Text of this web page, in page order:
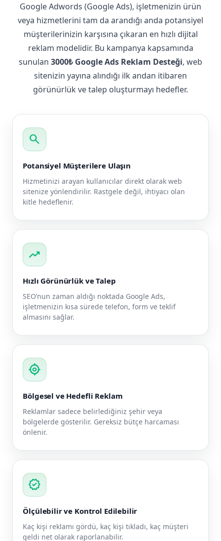
Google Adwords (Google Ads), işletmenizin ürün
veya hizmetlerini tam da arandığı anda potansiyel
müşterilerinizin karşısına çıkaran en hızlı dijital
reklam modelidir. Bu kampanya kapsamında
sunulan 3000₺ Google Ads Reklam Desteği, web
sitenizin yayına alındığı ilk andan itibaren
görünürlük ve talep oluşturmayı hedefler.
search
Potansiyel Müşterilere Ulaşın
Hizmetinizi arayan kullanıcılar direkt olarak web
sitenize yönlendirilir. Rastgele değil, ihtiyacı olan
kitle hedeflenir.
trending_up
Hızlı Görünürlük ve Talep
SEO’nun zaman aldığı noktada Google Ads,
işletmenizin kısa sürede telefon, form ve teklif
almasını sağlar.
my_location
Bölgesel ve Hedefli Reklam
Reklamlar sadece belirlediğiniz şehir veya
bölgelerde gösterilir. Gereksiz bütçe harcaması
önlenir.
verified
Ölçülebilir ve Kontrol Edilebilir
Kaç kişi reklamı gördü, kaç kişi tıkladı, kaç müşteri
geldi net olarak raporlanabilir.